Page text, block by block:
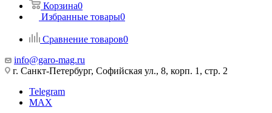
Корзина0
Избранные товары0
Сравнение товаров0
info@garo-mag.ru
г. Санкт-Петербург, Софийская ул., 8, корп. 1, стр. 2
Telegram
MAX